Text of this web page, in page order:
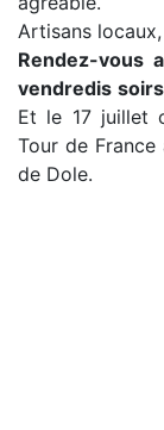
Artisans
Rendez-vous
vendredis
Et le 17 juillet
Tour de
de Dole.